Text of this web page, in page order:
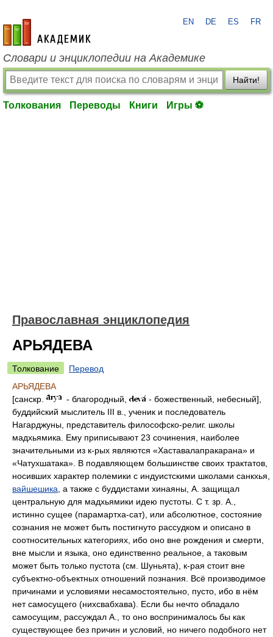
academic.ru
EN DE ES FR
Словари и энциклопедии на Академике
Найти!
Толкования Переводы Книги Игры ⚽
Православная энциклопедия
АРЬЯДЕВА
Толкование
Перевод
АРЬЯДЕВА
[санскр.
- благородный,
- божественный, небесный],
буддийский мыслитель III в., ученик и последователь
Нагарджуны, представитель философско-религ. школы
мадхьямика. Ему приписывают 23 сочинения, наиболее
значительными из к-рых являются «Хаставалапракарана» и
«Чатухшатака». В подавляющем большинстве своих трактатов,
носивших характер полемики с индуистскими школами санкхья,
вайшешика , а также с буддистами хинаяны, А. защищал
центральную для мадхьямики идею пустоты. С т. зр. А.,
истинно сущее (парамартха-сат), или абсолютное, состояние
сознания не может быть постигнуто рассудком и описано в
соотносительных категориях, ибо оно вне рождения и смерти,
вне мысли и языка, оно единственно реальное, а таковым
может быть только пустота (см. Шуньята), к-рая стоит вне
субъектно-объектных отношений познания. Всё производимое
причинами и условиями несамостоятельно, пусто, ибо в нём
нет самосущего (нихсвабхава). Если бы нечто обладало
самосущим, рассуждал А., то оно воспринималось бы как
существующее без причин и условий, но ничего подобного нет